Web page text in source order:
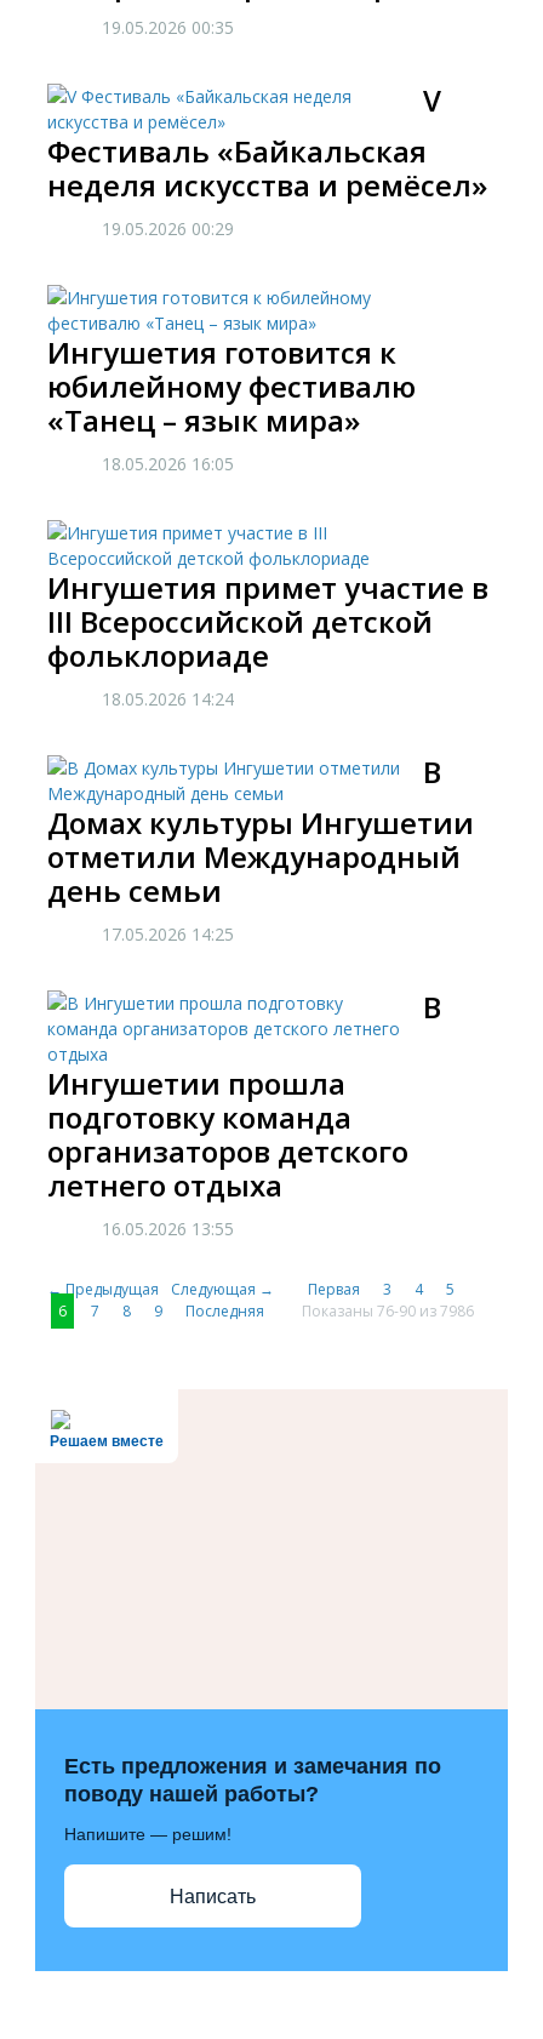
19.05.2026 00:35
​V
Фестиваль «Байкальская
неделя искусства и ремёсел»
19.05.2026 00:29
Ингушетия готовится к
юбилейному фестивалю
«Танец – язык мира»
18.05.2026 16:05
Ингушетия примет участие в
III Всероссийской детской
фольклориаде
18.05.2026 14:24
В
Домах культуры Ингушетии
отметили Международный
день семьи
17.05.2026 14:25
​В
Ингушетии прошла
подготовку команда
организаторов детского
летнего отдыха
16.05.2026 13:55
← Предыдущая Следующая → Первая 3 4
5
6
7 8 9 Последняя Показаны 76-90 из 7986
Решаем вместе
Есть предложения и замечания по
поводу нашей работы?
Напишите — решим!
Написать